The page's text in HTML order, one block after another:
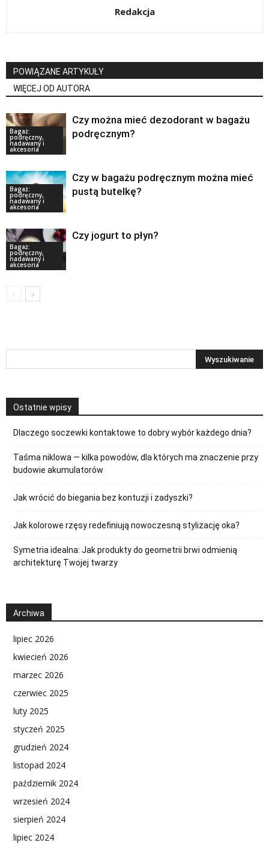
Redakcja
POWIĄZANE ARTYKUŁY
WIĘCEJ OD AUTORA
Bagaż:
podręczny,
nadawany i
akcesoria
Czy można mieć dezodorant w bagażu
podręcznym?
Bagaż:
podręczny,
nadawany i
akcesoria
Czy w bagażu podręcznym można mieć
pustą butelkę?
Bagaż:
podręczny,
nadawany i
akcesoria
Czy jogurt to płyn?
Ostatnie wpisy
Dlaczego soczewki kontaktowe to dobry wybór każdego dnia?
Taśma niklowa — kilka powodów, dla których ma znaczenie przy
budowie akumulatorów
Jak wrócić do biegania bez kontuzji i zadyszki?
Jak kolorowe rzęsy redefiniują nowoczesną stylizację oka?
Symetria idealna: Jak produkty do geometrii brwi odmienią
architekturę Twojej twarzy
Archiwa
lipiec 2026
kwiecień 2026
marzec 2026
czerwiec 2025
luty 2025
styczeń 2025
grudzień 2024
listopad 2024
październik 2024
wrzesień 2024
sierpień 2024
lipiec 2024